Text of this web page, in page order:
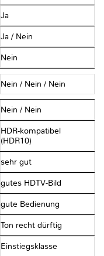
Ja
Ja / Nein
Nein
Nein / Nein / Nein
Nein / Nein
HDR-kompatibel
(HDR10)
sehr gut
gutes HDTV-Bild
gute Bedienung
Ton recht dürftig
Einstiegsklasse